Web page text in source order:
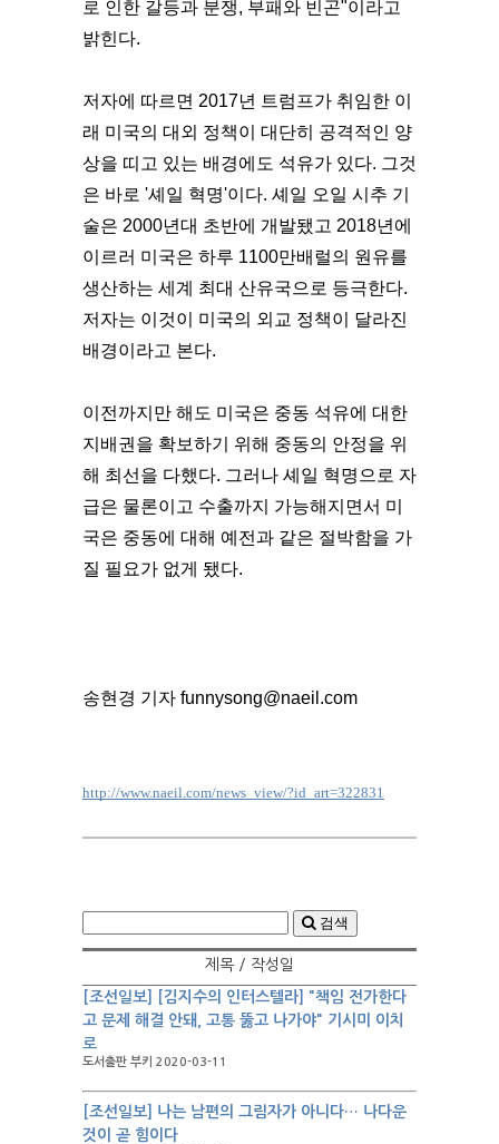
로 인한 갈등과 분쟁, 부패와 빈곤"이라고
밝힌다.
저자에 따르면 2017년 트럼프가 취임한 이
래 미국의 대외 정책이 대단히 공격적인 양
상을 띠고 있는 배경에도 석유가 있다. 그것
은 바로 '셰일 혁명'이다. 셰일 오일 시추 기
술은 2000년대 초반에 개발됐고 2018년에
이르러 미국은 하루 1100만배럴의 원유를
생산하는 세계 최대 산유국으로 등극한다.
저자는 이것이 미국의 외교 정책이 달라진
배경이라고 본다.
이전까지만 해도 미국은 중동 석유에 대한
지배권을 확보하기 위해 중동의 안정을 위
해 최선을 다했다. 그러나 셰일 혁명으로 자
급은 물론이고 수출까지 가능해지면서 미
국은 중동에 대해 예전과 같은 절박함을 가
질 필요가 없게 됐다.
송현경 기자 funnysong@naeil.com
http://www.naeil.com/news_view/?id_art=322831
검색
제목 / 작성일
[조선일보] [김지수의 인터스텔라] "책임 전가한다
고 문제 해결 안돼, 고통 뚫고 나가야" 기시미 이치
로
도서출판 부키 2020-03-11
[조선일보] 나는 남편의 그림자가 아니다… 나다운
것이 곧 힘이다